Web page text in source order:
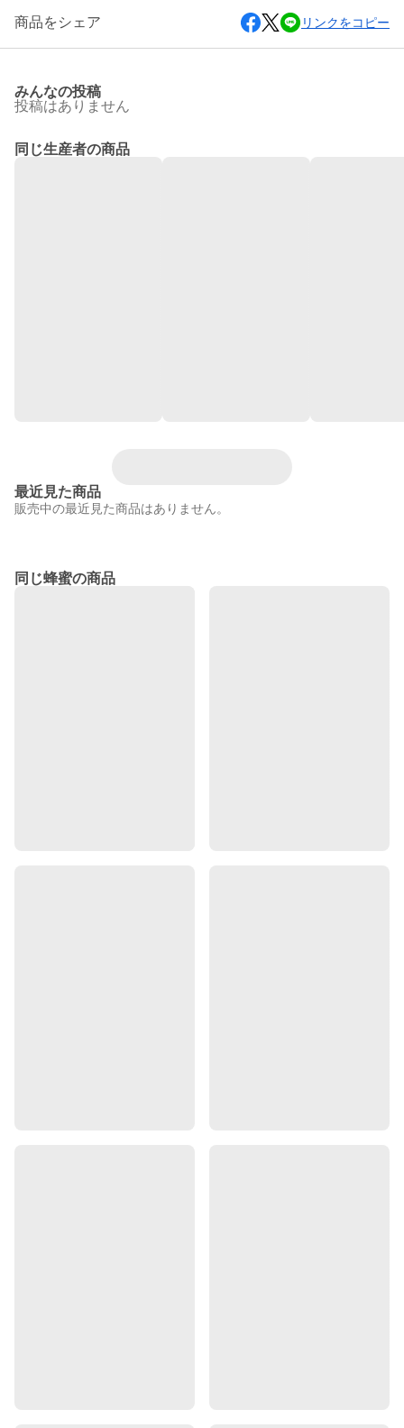
商品をシェア リンクをコピー
みんなの投稿
投稿はありません
同じ生産者の商品
最近見た商品
販売中の最近見た商品はありません。
同じ蜂蜜の商品